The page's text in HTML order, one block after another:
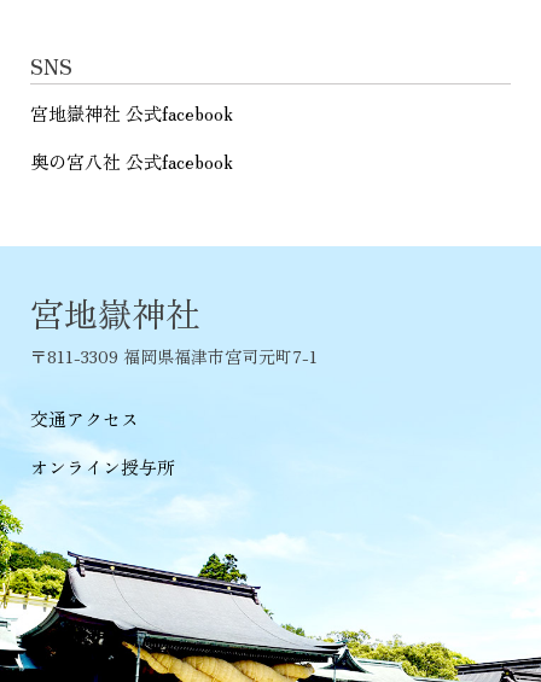
SNS
宮地嶽神社 公式facebook
奥の宮八社 公式facebook
宮地嶽神社
〒811-3309 福岡県福津市宮司元町7-1
交通アクセス
オンライン授与所